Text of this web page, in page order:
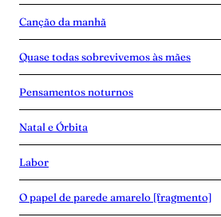
Canção da manhã
Quase todas sobrevivemos às mães
Pensamentos noturnos
Natal e Órbita
Labor
O papel de parede amarelo [fragmento]